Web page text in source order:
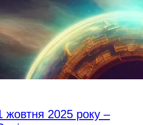
жовтня 2025 року –